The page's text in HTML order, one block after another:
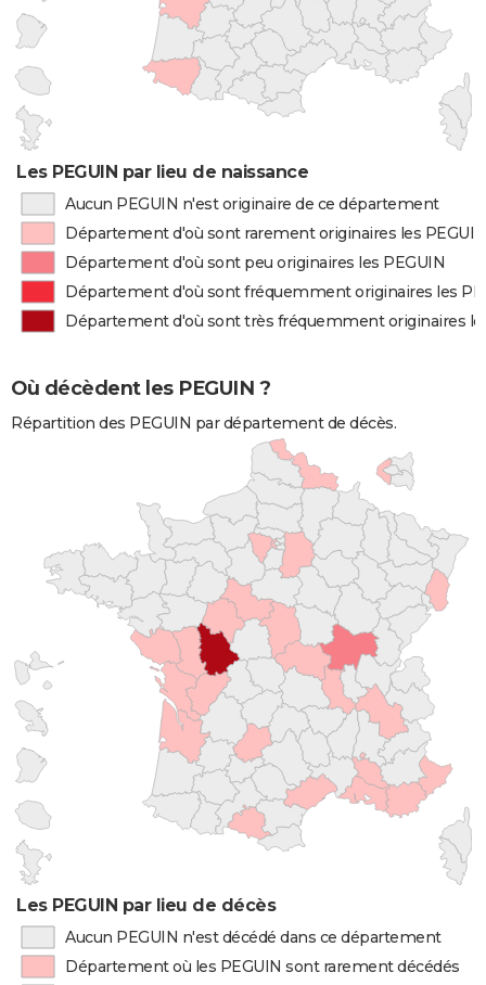
Les PEGUIN par lieu de naissance
Aucun PEGUIN n'est originaire de ce département
Département d'où sont rarement originaires les PEGUIN
Département d'où sont peu originaires les PEGUIN
Département d'où sont fréquemment originaires les
Département d'où sont très fréquemment originaires
Où décèdent les PEGUIN ?
Répartition des PEGUIN par département de décès.
Les PEGUIN par lieu de décès
Aucun PEGUIN n'est décédé dans ce département
Département où les PEGUIN sont rarement décédés